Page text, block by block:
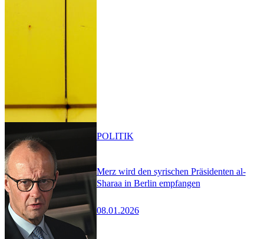
Merz wird den syrischen Präsidenten al-
Sharaa in Berlin empfangen
08.01.2026
POLITIK